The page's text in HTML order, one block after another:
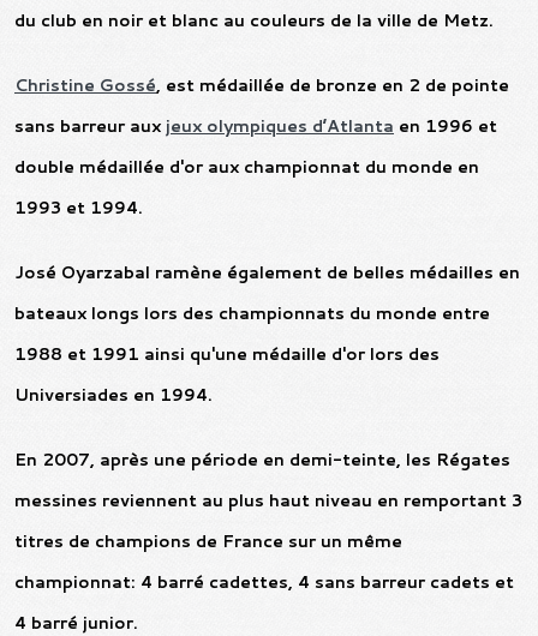
du club en noir et blanc au couleurs de la ville de Metz.
Christine Gossé, est médaillée de bronze en 2 de pointe
sans barreur aux jeux olympiques d’Atlanta en 1996 et
double médaillée d'or aux championnat du monde en
1993 et 1994.
José Oyarzabal ramène également de belles médailles en
bateaux longs lors des championnats du monde entre
1988 et 1991 ainsi qu'une médaille d'or lors des
Universiades en 1994.
En 2007, après une période en demi-teinte, les Régates
messines reviennent au plus haut niveau en remportant 3
titres de champions de France sur un même
championnat: 4 barré cadettes, 4 sans barreur cadets et
4 barré junior.